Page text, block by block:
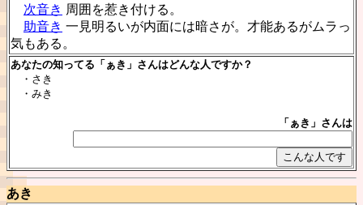
次音き 周囲を惹き付ける。
助音き 一見明るいが内面には暗さが。才能あるがムラっ
気もある。
あなたの知ってる「ぁき」さんはどんな人ですか？
・さき
・みき
「ぁき」さんは
あき